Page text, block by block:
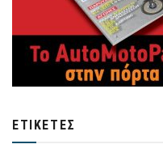
ΕΤΙΚΈΤΕΣ